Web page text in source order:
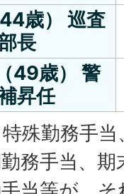
歳） 巡査
長
49歳） 警
昇任
殊勤務手
務手当、